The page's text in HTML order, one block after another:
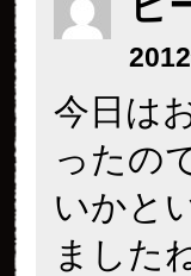
今日は
ったの
いかと
ました